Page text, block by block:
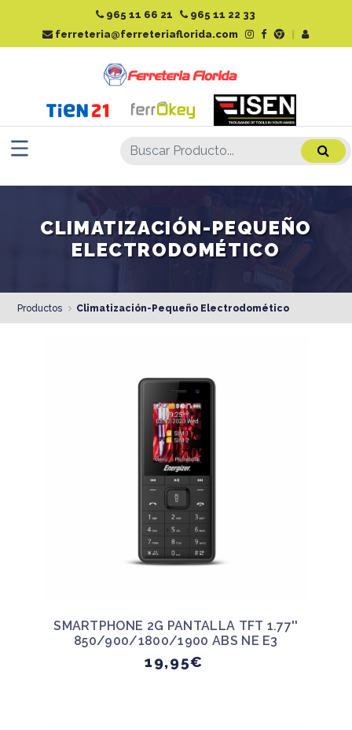
965 11 66 21
965 11 22 33
ferreteria@ferreteriaflorida.com
CLIMATIZACIÓN-PEQUEÑO
ELECTRODOMÉTICO
Productos Climatización-Pequeño Electrodomético
SMARTPHONE 2G PANTALLA TFT 1.77''
850/900/1800/1900 ABS NE E3
19,95€